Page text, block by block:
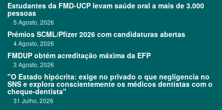
Estudantes da FMD-UCP levam saúde oral a mais de 3.000
pessoas
5 Agosto, 2026
Prémios SCML/Pfizer 2026 com candidaturas abertas
4 Agosto, 2026
FMDUP obtém acreditação máxima da EFP
3 Agosto, 2026
"O Estado hipócrita: exige no privado o que negligencia no
SNS e explora conscientemente os médicos dentistas com o
cheque-dentista"
31 Julho, 2026